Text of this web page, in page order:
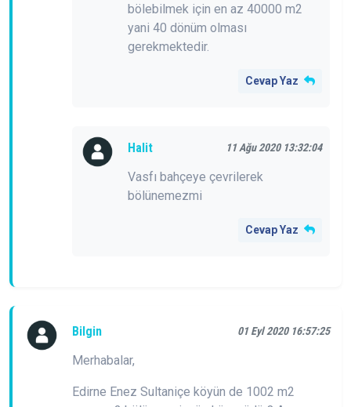
bölebilmek için en az 40000 m2
yani 40 dönüm olması
gerekmektedir.
Cevap Yaz
Halit 11 Ağu 2020 13:32:04
Vasfı bahçeye çevrilerek
bölünemezmi
Cevap Yaz
Bilgin 01 Eyl 2020 16:57:25
Merhabalar,
Edirne Enez Sultaniçe köyün de 1002 m2